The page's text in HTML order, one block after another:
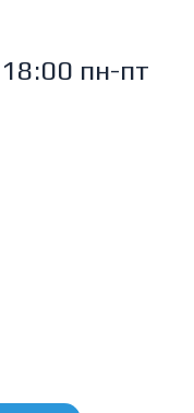
пн-пт